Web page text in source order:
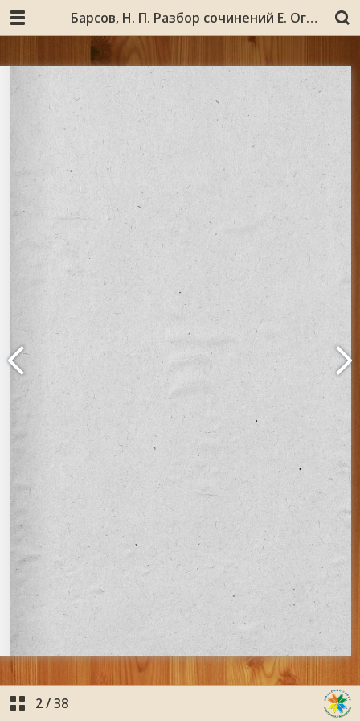
Барсов, Н. П. Разбор сочинений Е. Огородникова: «Мурманский и Терский берега по книге Большого чертежа». СПб., 1869, и «Прибрежья Ледовитого и Белого морей по книге Большого чертежа». СПб., 1877 г./ сост. Н. П. Барсов. [Санкт-Петербург] : типография Имп. Акад. наук, 1879. 29 с. Без тит. л. и обл. Отт. из: Отчет о 21-м присуждении наград графа Уварова. СПб., 1880. С. 38-66.
2/38